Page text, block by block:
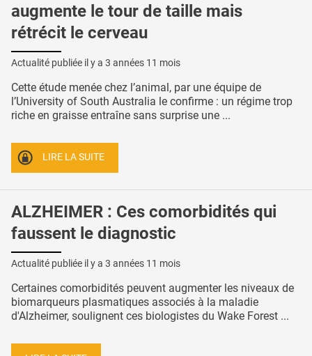
augmente le tour de taille mais
rétrécit le cerveau
Actualité publiée il y a 3 années 11 mois
Cette étude menée chez l’animal, par une équipe de
l’University of South Australia le confirme : un régime trop
riche en graisse entraîne sans surprise une ...
LIRE LA SUITE
ALZHEIMER : Ces comorbidités qui
faussent le diagnostic
Actualité publiée il y a 3 années 11 mois
Certaines comorbidités peuvent augmenter les niveaux de
biomarqueurs plasmatiques associés à la maladie
d'Alzheimer, soulignent ces biologistes du Wake Forest ...